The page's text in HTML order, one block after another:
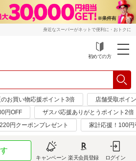
身近なスーパーがネットで便利に・おトクに
初めての方
のお買い物応援ポイント3倍
店舗受取ポイ
円OFF
ザスパ応援ありがとうポイント2倍
220円クーポンプレゼント 家計応援！100
キャンペーン 楽天会員登録 ログイン